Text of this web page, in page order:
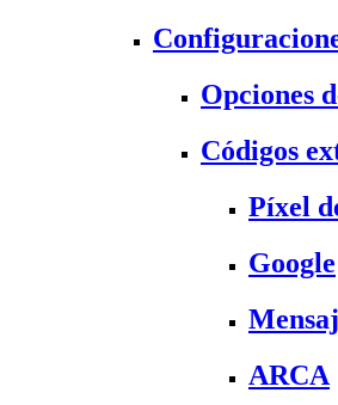
Opciones
Códigos
Píxel
Google
ARCA